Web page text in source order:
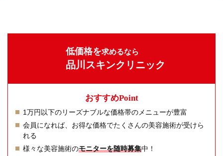
低価格を求めるなら
品川スキンクリニック
おすすめPoint
1万円以下のリーズナブルな価格帯のメニューが豊富
会員になれば、お得な価格でたくさんの美容施術が受けら
れる
様々な美容施術のモニターを随時募集中！